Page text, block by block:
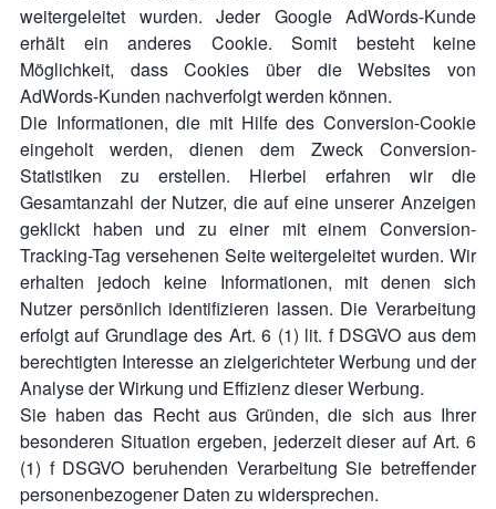
weitergeleitet wurden. Jeder Google AdWords-Kunde
erhält ein anderes Cookie. Somit besteht keine
Möglichkeit, dass Cookies über die Websites von
AdWords-Kunden nachverfolgt werden können.
Die Informationen, die mit Hilfe des Conversion-Cookie
eingeholt werden, dienen dem Zweck Conversion-
Statistiken zu erstellen. Hierbei erfahren wir die
Gesamtanzahl der Nutzer, die auf eine unserer Anzeigen
geklickt haben und zu einer mit einem Conversion-
Tracking-Tag versehenen Seite weitergeleitet wurden. Wir
erhalten jedoch keine Informationen, mit denen sich
Nutzer persönlich identifizieren lassen. Die Verarbeitung
erfolgt auf Grundlage des Art. 6 (1) lit. f DSGVO aus dem
berechtigten Interesse an zielgerichteter Werbung und der
Analyse der Wirkung und Effizienz dieser Werbung.
Sie haben das Recht aus Gründen, die sich aus Ihrer
besonderen Situation ergeben, jederzeit dieser auf Art. 6
(1) f DSGVO beruhenden Verarbeitung Sie betreffender
personenbezogener Daten zu widersprechen.